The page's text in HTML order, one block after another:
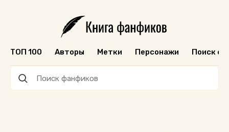
ТОП 100 Авторы Метки Персонажи Поиск